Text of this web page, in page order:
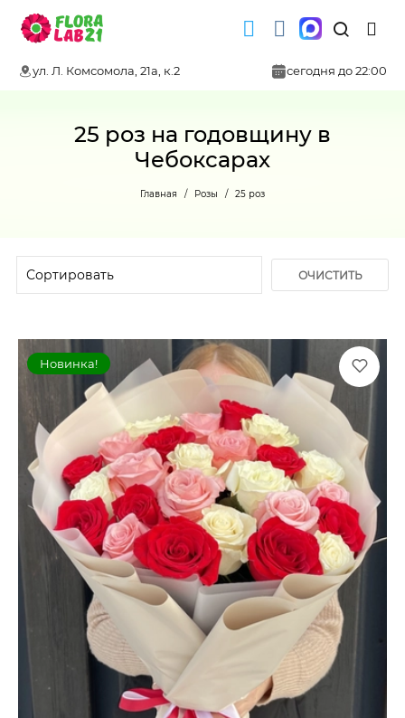
ул. Л. Комсомола, 21а, к.2 сегодня до 22:00
25 роз на годовщину в
Чебоксарах
Главная Розы 25 роз
ОЧИСТИТЬ
Новинка!